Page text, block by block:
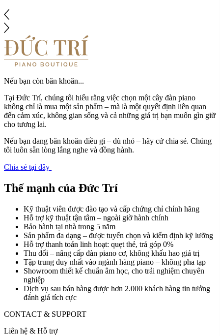
Nếu bạn còn băn khoăn...
Tại Đức Trí, chúng tôi hiểu rằng việc chọn một cây đàn piano
không chỉ là mua một sản phẩm – mà là một quyết định liên quan
đến cảm xúc, không gian sống và cả những giá trị bạn muốn gìn giữ
cho tương lai.
Nếu bạn đang băn khoăn điều gì – dù nhỏ – hãy cứ chia sẻ. Chúng
tôi luôn sẵn lòng lắng nghe và đồng hành.
Chia sẻ tại đây
Thế mạnh của Đức Trí
Kỹ thuật viên được đào tạo và cấp chứng chỉ chính hãng
Hỗ trợ kỹ thuật tận tâm – ngoài giờ hành chính
Bảo hành tại nhà trong 5 năm
Sản phẩm đa dạng – được tuyển chọn và kiểm định kỹ lưỡng
Hỗ trợ thanh toán linh hoạt: quẹt thẻ, trả góp 0%
Thu đổi – nâng cấp đàn piano cơ, không khấu hao giá trị
Tập trung duy nhất vào ngành hàng piano – không pha tạp
Showroom thiết kế chuẩn âm học, cho trải nghiệm chuyên
nghiệp
Dịch vụ sau bán hàng được hơn 2.000 khách hàng tin tưởng
đánh giá tích cực
CONTACT & SUPPORT
Liên hệ & Hỗ trợ